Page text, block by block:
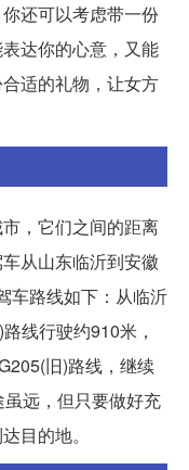
还可以考虑带一份
达你的心意，又能
适的礼物，让女方
，它们之间的距离
从山东临沂到安徽
车路线如下：从临沂
线行驶约910米，
旧)路线，继续
远，但只要做好充
目的地。